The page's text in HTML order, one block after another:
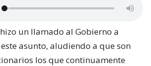
un llamado al Gobierno a
asunto, aludiendo a que son
los que continuamente